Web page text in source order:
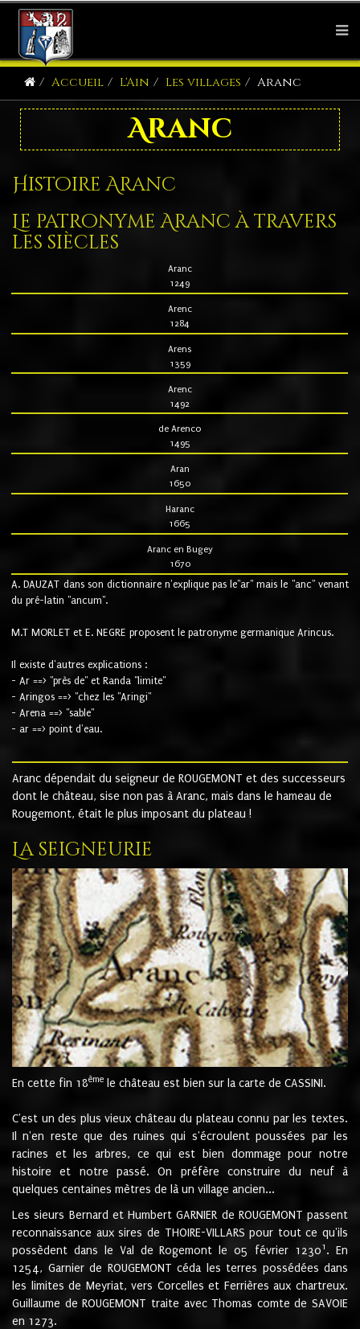
Accueil L'Ain Les villages Aranc
Aranc
Histoire Aranc
Le patronyme Aranc à travers
les siècles
Aranc
1249
Arenc
1284
Arens
1359
Arenc
1492
de Arenco
1495
Aran
1650
Haranc
1665
Aranc en Bugey
1670
A. DAUZAT dans son dictionnaire n'explique pas le"ar" mais le "anc" venant
du pré-latin "ancum".
M.T MORLET et E. NEGRE proposent le patronyme germanique Arincus.
Il existe d'autres explications :
- Ar ==> "près de" et Randa "limite"
- Aringos ==> "chez les "Aringi"
- Arena ==> "sable"
- ar ==> point d'eau.
Aranc dépendait du seigneur de ROUGEMONT et des successeurs
dont le château, sise non pas à Aranc, mais dans le hameau de
Rougemont, était le plus imposant du plateau !
La seigneurie
En cette fin 18ème le château est bien sur la carte de CASSINI.
C'est un des plus vieux château du plateau connu par les textes.
Il n'en reste que des ruines qui s'écroulent poussées par les
racines et les arbres, ce qui est bien dommage pour notre
histoire et notre passé. On préfère construire du neuf à
quelques centaines mètres de là un village ancien...
Les sieurs Bernard et Humbert GARNIER de ROUGEMONT passent
reconnaissance aux sires de THOIRE-VILLARS pour tout ce qu'ils
possèdent dans le Val de Rogemont le 05 février 12301 . En
1254, Garnier de ROUGEMONT céda les terres possédées dans
les limites de Meyriat, vers Corcelles et Ferrières aux chartreux.
Guillaume de ROUGEMONT traite avec Thomas comte de SAVOIE
en 1273.